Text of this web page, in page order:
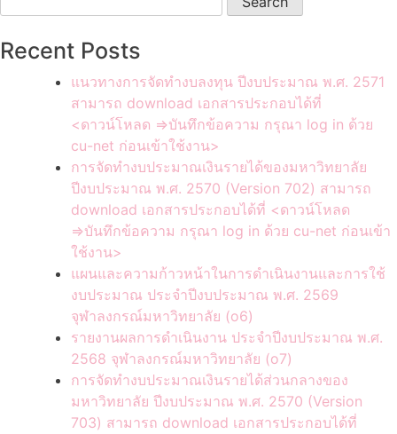
for:
Recent Posts
แนวทางการจัดทำงบลงทุน ปีงบประมาณ พ.ศ. 2571
สามารถ download เอกสารประกอบได้ที่
<ดาวน์โหลด =>บันทึกข้อความ กรุณา log in ด้วย
cu-net ก่อนเข้าใช้งาน>
การจัดทำงบประมาณเงินรายได้ของมหาวิทยาลัย
ปีงบประมาณ พ.ศ. 2570 (Version 702) สามารถ
download เอกสารประกอบได้ที่ <ดาวน์โหลด
=>บันทึกข้อความ กรุณา log in ด้วย cu-net ก่อนเข้า
ใช้งาน>
แผนและความก้าวหน้าในการดำเนินงานและการใช้
งบประมาณ ประจำปีงบประมาณ พ.ศ. 2569
จุฬาลงกรณ์มหาวิทยาลัย (o6)
รายงานผลการดำเนินงาน ประจำปีงบประมาณ พ.ศ.
2568 จุฬาลงกรณ์มหาวิทยาลัย (o7)
การจัดทำงบประมาณเงินรายได้ส่วนกลางของ
มหาวิทยาลัย ปีงบประมาณ พ.ศ. 2570 (Version
703) สามารถ download เอกสารประกอบได้ที่